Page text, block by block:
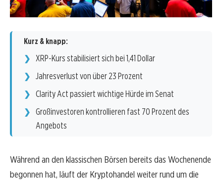
Kurz & knapp:
XRP-Kurs stabilisiert sich bei 1,41 Dollar
Jahresverlust von über 23 Prozent
Clarity Act passiert wichtige Hürde im Senat
Großinvestoren kontrollieren fast 70 Prozent des
Angebots
Während an den klassischen Börsen bereits das Wochenende
begonnen hat, läuft der Kryptohandel weiter rund um die